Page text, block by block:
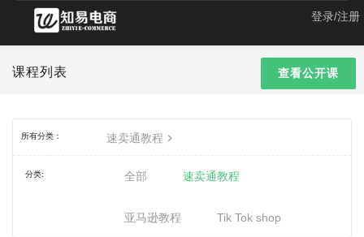
登录/注册
课程列表 查看公开课
所有分类： 速卖通教程
分类: 全部 速卖通教程
亚马逊教程 Tik Tok shop